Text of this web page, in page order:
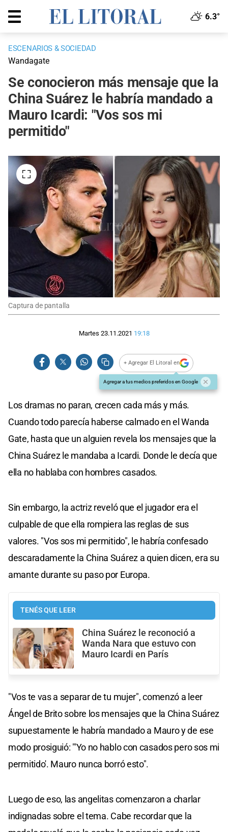
6.3°
ESCENARIOS & SOCIEDAD
Wandagate
Se conocieron más mensaje que la
China Suárez le habría mandado a
Mauro Icardi: "Vos sos mi
permitido"
Captura de pantalla
Martes 23.11.2021 19:18
+ Agregar El Litoral en
Agregar a tus medios preferidos en Google
Los dramas no paran, crecen cada más y más.
Cuando todo parecía haberse calmado en el Wanda
Gate, hasta que un alguien revela los mensajes que la
China Suárez le mandaba a Icardi. Donde le decía que
ella no hablaba con hombres casados.
Sin embargo, la actriz reveló que el jugador era el
culpable de que ella rompiera las reglas de sus
valores. "Vos sos mi permitido", le habría confesado
descaradamente la China Suárez a quien dicen, era su
amante durante su paso por Europa.
TENÉS QUE LEER
China Suárez le reconoció a
Wanda Nara que estuvo con
Mauro Icardi en París
"Vos te vas a separar de tu mujer", comenzó a leer
Ángel de Brito sobre los mensajes que la China Suárez
supuestamente le habría mandado a Mauro y de ese
modo prosiguió: "'Yo no hablo con casados pero sos mi
permitido'. Mauro nunca borró esto".
Luego de eso, las angelitas comenzaron a charlar
indignadas sobre el tema. Cabe recordar que la